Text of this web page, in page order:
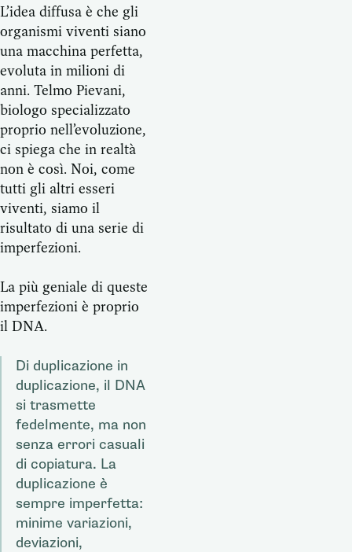
L’idea diffusa è che gli
organismi viventi siano
una macchina perfetta,
evoluta in milioni di
anni. Telmo Pievani,
biologo specializzato
proprio nell’evoluzione,
ci spiega che in realtà
non è così. Noi, come
tutti gli altri esseri
viventi, siamo il
risultato di una serie di
imperfezioni.
La più geniale di queste
imperfezioni è proprio
il DNA.
Di duplicazione in
duplicazione, il DNA
si trasmette
fedelmente, ma non
senza errori casuali
di copiatura. La
duplicazione è
sempre imperfetta:
minime variazioni,
deviazioni,